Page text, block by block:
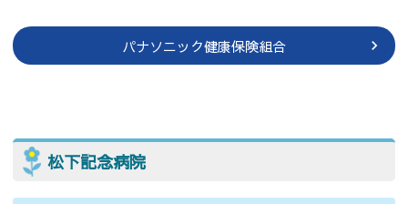
パナソニック健康保険組合
松下記念病院